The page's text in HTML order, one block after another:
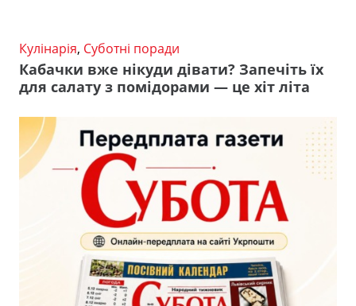
Кулінарія, Суботні поради
Кабачки вже нікуди дівати? Запечіть їх
для салату з помідорами — це хіт літа